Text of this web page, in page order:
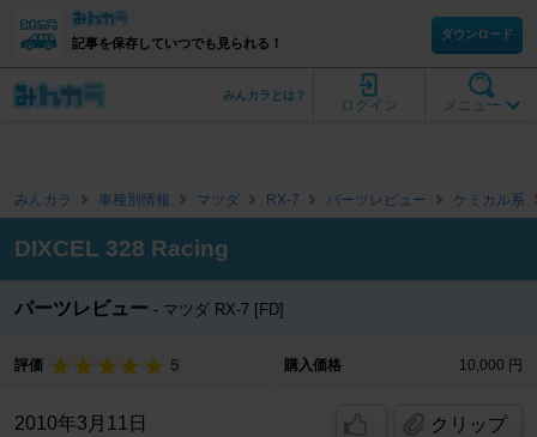
記事を保存していつでも見られる！
ダウンロード
メニュー
ログイン
みんカラとは？
みんカラ 車種別情報 マツダ RX-7 パーツレビュー ケミカル系
DIXCEL 328 Racing
パーツレビュー マツダ RX-7 [FD]
評価 5 購入価格 10,000 円
2010年3月11日 クリップ